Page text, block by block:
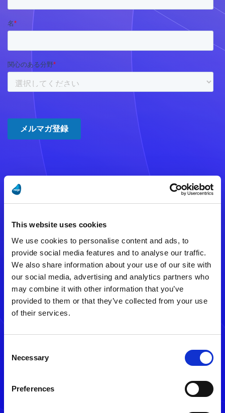
This website uses cookies
We use cookies to personalise content and ads, to
provide social media features and to analyse our traffic.
We also share information about your use of our site with
our social media, advertising and analytics partners who
may combine it with other information that you’ve
provided to them or that they’ve collected from your use
of their services.
Selection
Necessary
Preferences
注意事項
ある可能性があります。
メールアドレスをご確認のうえ、
再度手続きを行ってください。